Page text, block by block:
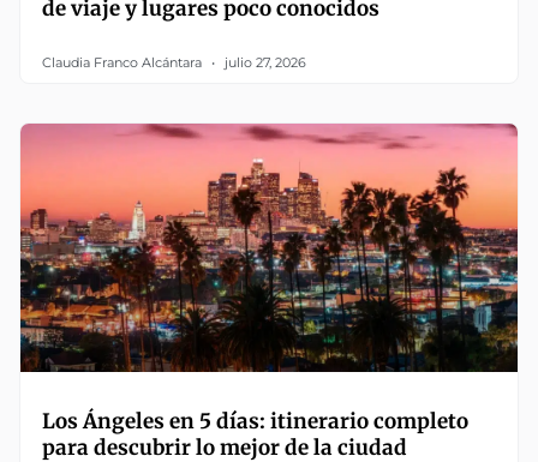
de viaje y lugares poco conocidos
Claudia Franco Alcántara julio 27, 2026
Los Ángeles en 5 días: itinerario completo
para descubrir lo mejor de la ciudad